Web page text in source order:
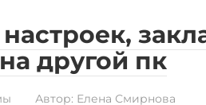
другой пк
Автор: Елена Смирнова